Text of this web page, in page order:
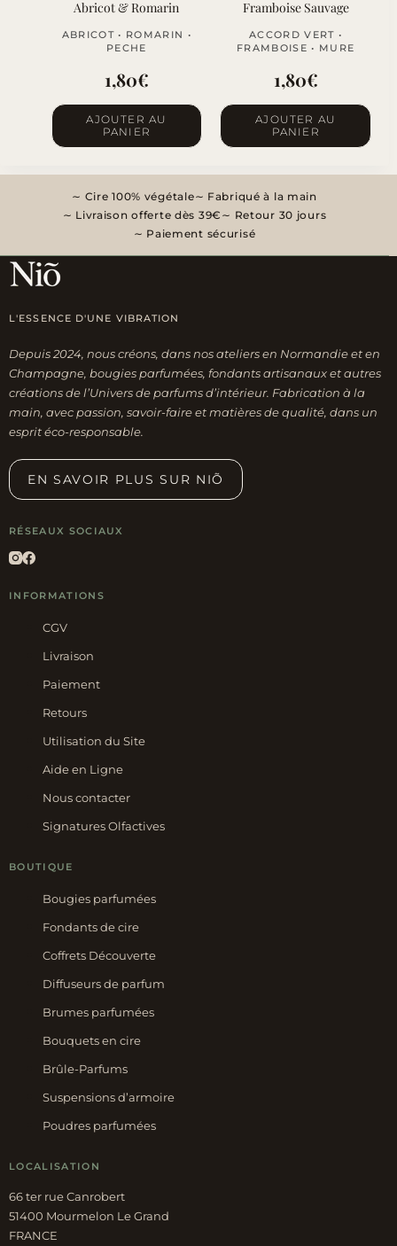
Abricot & Romarin
ABRICOT • ROMARIN •
PECHE
1,80€
AJOUTER AU
PANIER
Framboise Sauvage
ACCORD VERT •
FRAMBOISE • MURE
1,80€
AJOUTER AU
PANIER
Cire 100% végétale
Fabriqué à la main
Livraison offerte dès 39€
Retour 30 jours
Paiement sécurisé
L'ESSENCE D'UNE VIBRATION
Depuis 2024, nous créons, dans nos ateliers en Normandie et en
Champagne, bougies parfumées, fondants artisanaux et autres
créations de l’Univers de parfums d’intérieur. Fabrication à la
main, avec passion, savoir-faire et matières de qualité, dans un
esprit éco-responsable.
EN SAVOIR PLUS SUR NIÕ
RÉSEAUX SOCIAUX
INFORMATIONS
CGV
Livraison
Paiement
Retours
Utilisation du Site
Aide en Ligne
Nous contacter
Signatures Olfactives
BOUTIQUE
Bougies parfumées
Fondants de cire
Coffrets Découverte
Diffuseurs de parfum
Brumes parfumées
Bouquets en cire
Brûle-Parfums
Suspensions d’armoire
Poudres parfumées
LOCALISATION
66 ter rue Canrobert
51400 Mourmelon Le Grand
FRANCE